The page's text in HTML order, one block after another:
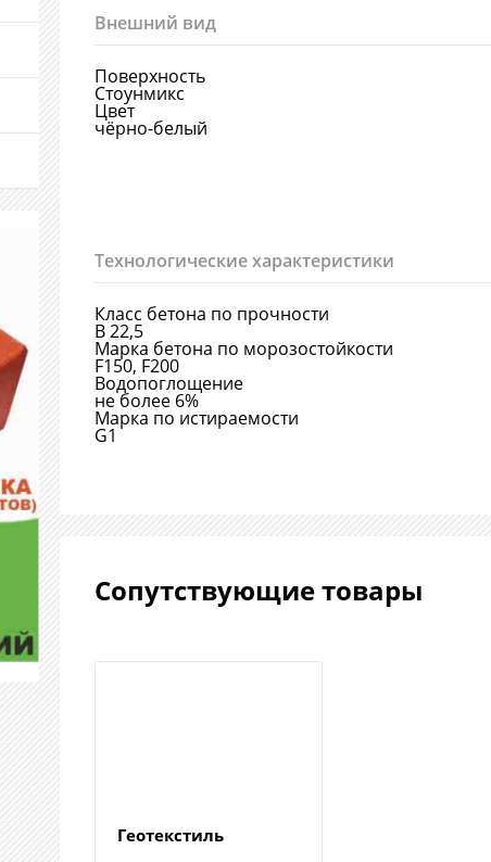
Внешний вид
Поверхность
Стоунмикс
Цвет
чёрно-белый
Технологические характеристики
Класс бетона по прочности
В 22,5
Марка бетона по морозостойкости
F150, F200
Водопоглощение
не более 6%
Марка по истираемости
G1
Сопутствующие товары
Геотекстиль